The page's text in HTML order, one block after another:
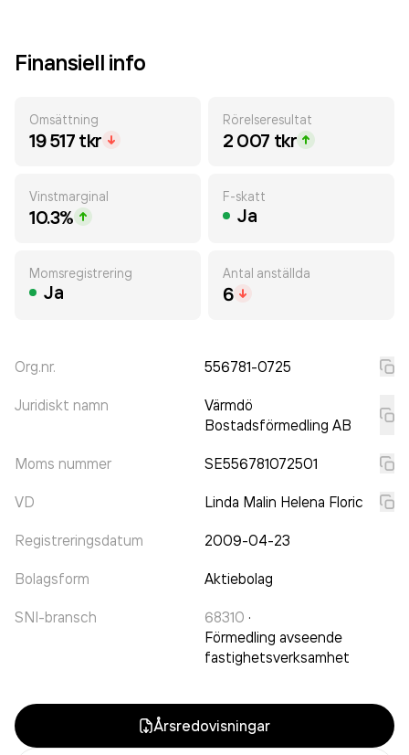
Finansiell info
Omsättning
19 517 tkr
Rörelseresultat
2 007 tkr
Vinstmarginal
10.3%
F-skatt
Ja
Momsregistrering
Ja
Antal anställda
6
Org.nr. 556781-0725
Juridiskt namn
Värmdö
Bostadsförmedling AB
Moms nummer SE556781072501
VD Linda Malin Helena Floric
Registreringsdatum 2009-04-23
Bolagsform Aktiebolag
SNI-bransch 68310 ·
Förmedling avseende
fastighetsverksamhet
Årsredovisningar